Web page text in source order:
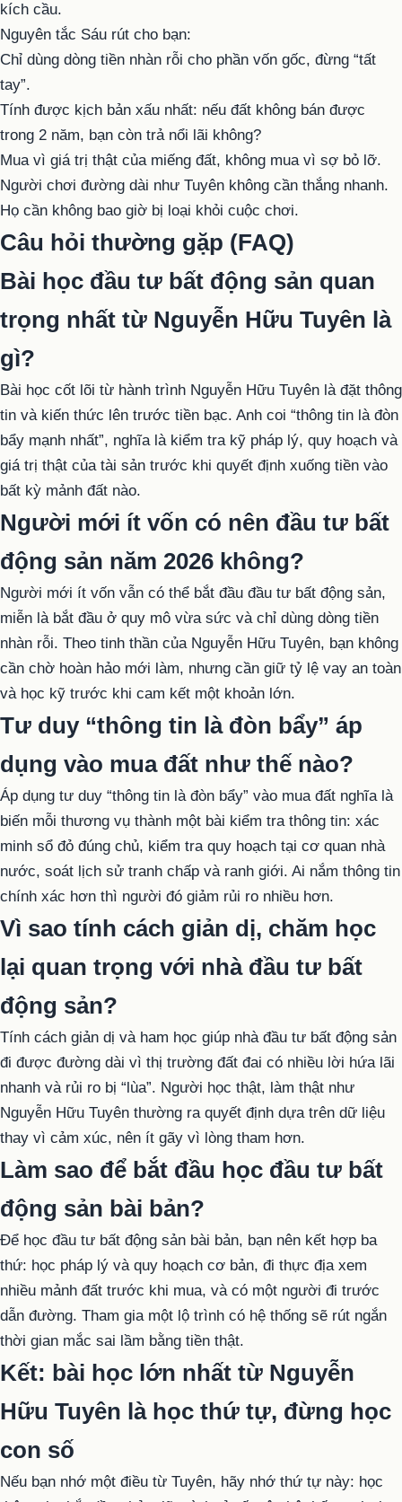
kích cầu.
Nguyên tắc Sáu rút cho bạn:
Chỉ dùng dòng tiền nhàn rỗi cho phần vốn gốc, đừng “tất
tay”.
Tính được kịch bản xấu nhất: nếu đất không bán được
trong 2 năm, bạn còn trả nổi lãi không?
Mua vì giá trị thật của miếng đất, không mua vì sợ bỏ lỡ.
Người chơi đường dài như Tuyên không cần thắng nhanh.
Họ cần không bao giờ bị loại khỏi cuộc chơi.
Câu hỏi thường gặp (FAQ)
Bài học đầu tư bất động sản quan
trọng nhất từ Nguyễn Hữu Tuyên là
gì?
Bài học cốt lõi từ hành trình Nguyễn Hữu Tuyên là đặt thông
tin và kiến thức lên trước tiền bạc. Anh coi “thông tin là đòn
bẩy mạnh nhất”, nghĩa là kiểm tra kỹ pháp lý, quy hoạch và
giá trị thật của tài sản trước khi quyết định xuống tiền vào
bất kỳ mảnh đất nào.
Người mới ít vốn có nên đầu tư bất
động sản năm 2026 không?
Người mới ít vốn vẫn có thể bắt đầu đầu tư bất động sản,
miễn là bắt đầu ở quy mô vừa sức và chỉ dùng dòng tiền
nhàn rỗi. Theo tinh thần của Nguyễn Hữu Tuyên, bạn không
cần chờ hoàn hảo mới làm, nhưng cần giữ tỷ lệ vay an toàn
và học kỹ trước khi cam kết một khoản lớn.
Tư duy “thông tin là đòn bẩy” áp
dụng vào mua đất như thế nào?
Áp dụng tư duy “thông tin là đòn bẩy” vào mua đất nghĩa là
biến mỗi thương vụ thành một bài kiểm tra thông tin: xác
minh sổ đỏ đúng chủ, kiểm tra quy hoạch tại cơ quan nhà
nước, soát lịch sử tranh chấp và ranh giới. Ai nắm thông tin
chính xác hơn thì người đó giảm rủi ro nhiều hơn.
Vì sao tính cách giản dị, chăm học
lại quan trọng với nhà đầu tư bất
động sản?
Tính cách giản dị và ham học giúp nhà đầu tư bất động sản
đi được đường dài vì thị trường đất đai có nhiều lời hứa lãi
nhanh và rủi ro bị “lùa”. Người học thật, làm thật như
Nguyễn Hữu Tuyên thường ra quyết định dựa trên dữ liệu
thay vì cảm xúc, nên ít gãy vì lòng tham hơn.
Làm sao để bắt đầu học đầu tư bất
động sản bài bản?
Để học đầu tư bất động sản bài bản, bạn nên kết hợp ba
thứ: học pháp lý và quy hoạch cơ bản, đi thực địa xem
nhiều mảnh đất trước khi mua, và có một người đi trước
dẫn đường. Tham gia một lộ trình có hệ thống sẽ rút ngắn
thời gian mắc sai lầm bằng tiền thật.
Kết: bài học lớn nhất từ Nguyễn
Hữu Tuyên là học thứ tự, đừng học
con số
Nếu bạn nhớ một điều từ Tuyên, hãy nhớ thứ tự này: học